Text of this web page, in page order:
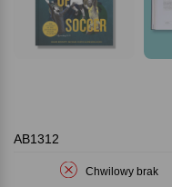
AB1312
Chwilowy brak